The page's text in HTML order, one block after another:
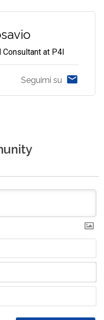
at P4I
Seguimi su